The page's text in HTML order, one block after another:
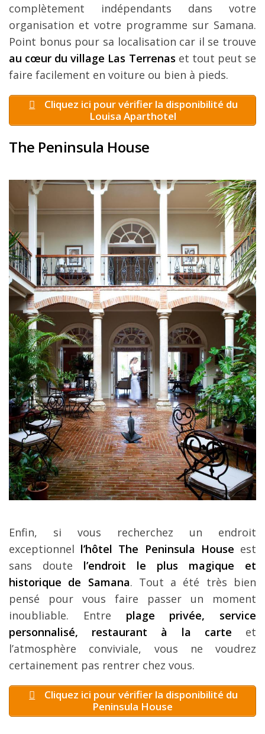
complètement indépendants dans votre
organisation et votre programme sur Samana.
Point bonus pour sa localisation car il se trouve
au cœur du village Las Terrenas et tout peut se
faire facilement en voiture ou bien à pieds.
Cliquez ici pour vérifier la disponibilité du
Louisa Aparthotel
The Peninsula House
Enfin, si vous recherchez un endroit
exceptionnel l’hôtel The Peninsula House est
sans doute l’endroit le plus magique et
historique de Samana. Tout a été très bien
pensé pour vous faire passer un moment
inoubliable. Entre plage privée, service
personnalisé, restaurant à la carte et
l’atmosphère conviviale, vous ne voudrez
certainement pas rentrer chez vous.
Cliquez ici pour vérifier la disponibilité du
Peninsula House